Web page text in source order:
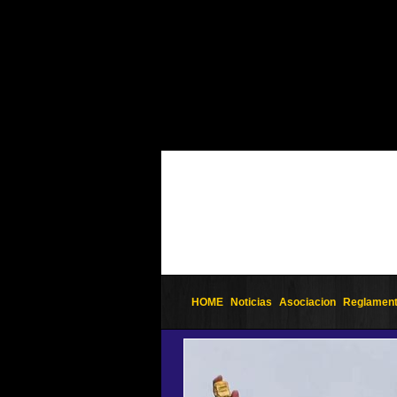
HOME Noticias Asociacion